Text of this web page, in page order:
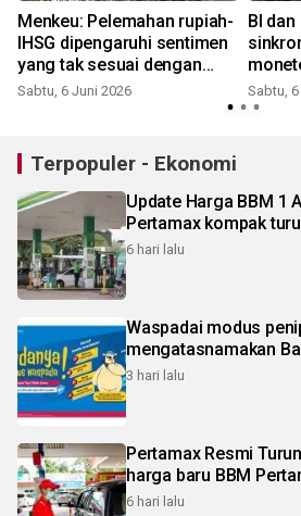
Menkeu: Pelemahan rupiah-
IHSG dipengaruhi sentimen
yang tak sesuai dengan
fundamental ekonomi RI
Sabtu, 6 Juni 2026
BI
rupiah
Sabtu,
Terpopuler - Ekonomi
Update Harga BBM 1
Pertamax kompak
6 hari lalu
Waspadai modus
mengatasnamakan
3 hari lalu
Pertamax Resmi
harga baru BBM
6 hari lalu